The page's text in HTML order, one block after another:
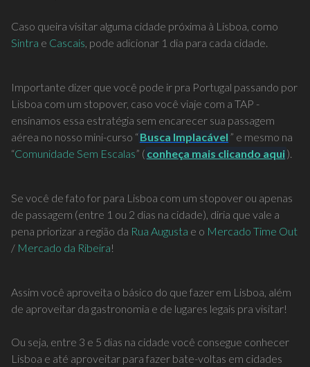
Caso queira visitar alguma cidade próxima à Lisboa, como
Sintra e Cascais, pode adicionar 1 dia para cada cidade.
Importante dizer que você pode ir pra Portugal passando por
Lisboa com um stopover, caso você viaje com a TAP -
ensinamos essa estratégia sem encarecer sua passagem
aérea no nosso mini-curso “Busca Implacável ” e mesmo na
“Comunidade Sem Escalas” ( conheça mais clicando aqui).
Se você de fato for para Lisboa com um stopover ou apenas
de passagem (entre 1 ou 2 dias na cidade), diria que vale a
pena priorizar a região da Rua Augusta e o Mercado Time Out
/ Mercado da Ribeira!
Assim você aproveita o básico do que fazer em Lisboa, além
de aproveitar da gastronomia e de lugares legais pra visitar!
Ou seja, entre 3 e 5 dias na cidade você consegue conhecer
Lisboa e até aproveitar para fazer bate-voltas em cidades